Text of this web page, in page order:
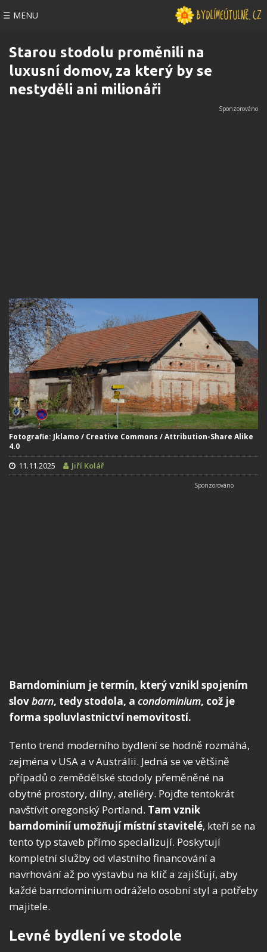
☰ MENU
Starou stodolu proměnili na
luxusní domov, za který by se
nestyděli ani milionáři
Fotografie: Jklamo / Creative Commons / Attribution-Share Alike
4.0
11.11.2025 Jiří Kolář
Barndominium je termín, který vznikl spojením
slovbarn, tedy stodola, a condominium, což je
forma spoluvlastnictví nemovitostí.
Tento trend moderního bydlení se hodně rozmáhá,
zejména v USA a v Austrálii. Jedná se ve většině
případů o zemědělské stodoly přeměněné na
obytné prostory, dílny, ateliéry. Pojďte tentokrát
navštívit oregonský Portland. Tam vznik
barndominií umožňují místní stavitelé, kteří se na
tento typ staveb přímo specializují. Poskytují
kompletní služby od vlastního financování a
navrhování až po výstavbu na klíč a zajišťují, aby
každé barndominium odráželo osobní styl a potřeby
majitele.
Levné bydlení ve stodole